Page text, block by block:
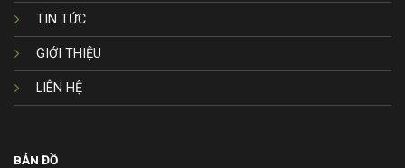
TIN TỨC
GIỚI THIỆU
LIÊN HỆ
BẢN ĐỒ